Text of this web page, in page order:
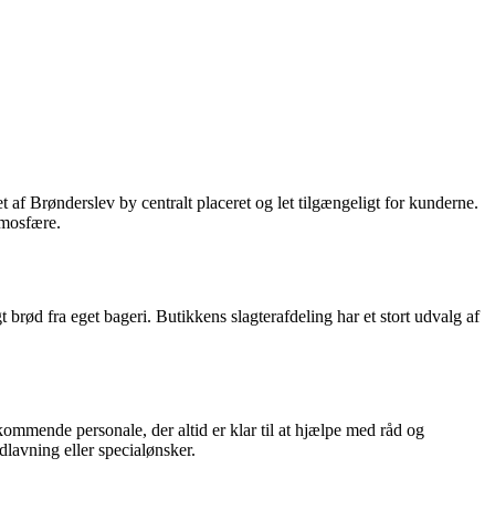
Brønderslev by centralt placeret og let tilgængeligt for kunderne.
fra eget bageri. Butikkens slagterafdeling har et stort udvalg af
personale, der altid er klar til at hjælpe med råd og
eller specialønsker.